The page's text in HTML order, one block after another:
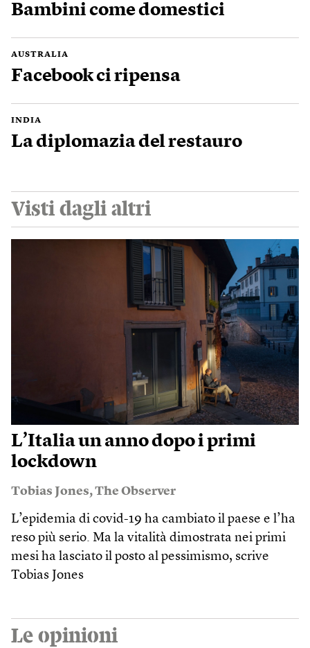
Bambini come domestici
AUSTRALIA
Facebook ci ripensa
INDIA
La diplomazia del restauro
Visti dagli altri
L’Italia un anno dopo i primi
lockdown
Tobias Jones,The Observer
L’epidemia di covid-19 ha cambiato il paese e l’ha
reso più serio. Ma la vitalità dimostrata nei primi
mesi ha lasciato il posto al pessimismo, scrive
Tobias Jones
Le opinioni